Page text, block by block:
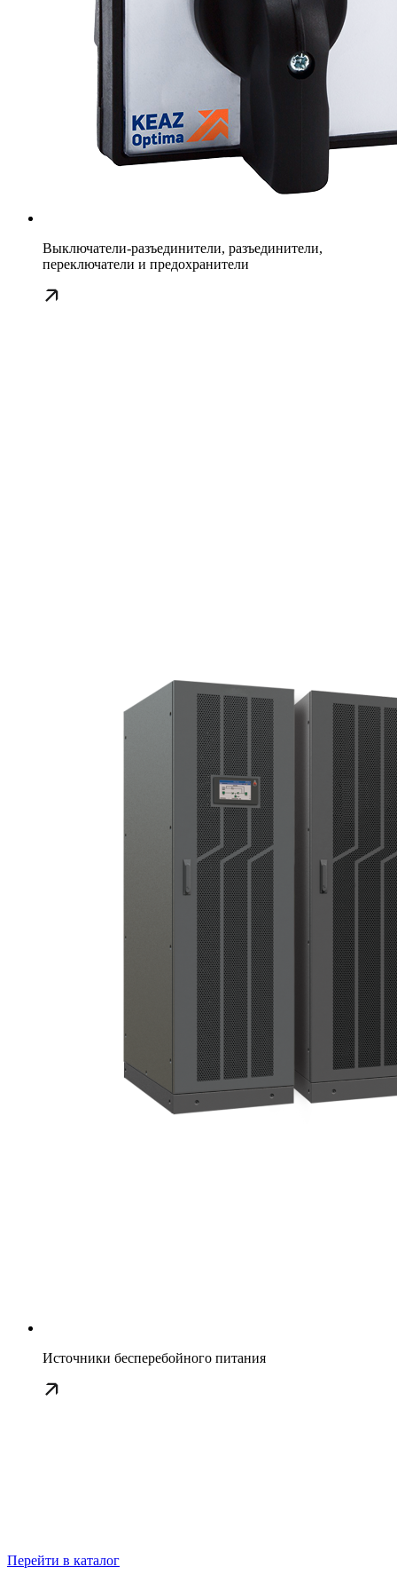
Выключатели-разъединители, разъединители,
переключатели и предохранители
Источники бесперебойного питания
Перейти в каталог